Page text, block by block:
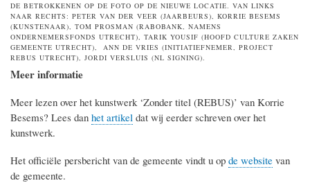
DE BETROKKENEN OP DE FOTO OP DE NIEUWE LOCATIE. VAN LINKS
NAAR RECHTS: PETER VAN DER VEER (JAARBEURS), KORRIE BESEMS
(KUNSTENAAR), TOM PROSMAN (RABOBANK, NAMENS
ONDERNEMERSFONDS UTRECHT), TARIK YOUSIF (HOOFD CULTURE ZAKEN
GEMEENTE UTRECHT), ANN DE VRIES (INITIATIEFNEMER, PROJECT
REBUS UTRECHT), JORDI VERSLUIS (NL SIGNING).
Meer informatie
Meer lezen over het kunstwerk ‘Zonder titel (REBUS)’ van Korrie
Besems? Lees dan het artikel dat wij eerder schreven over het
kunstwerk.
Het officiële persbericht van de gemeente vindt u op de website van
de gemeente.